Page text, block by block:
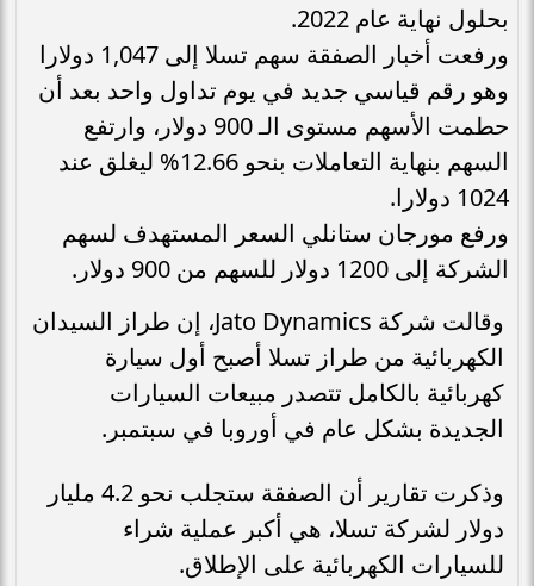
بحلول نهاية عام 2022.
ورفعت أخبار الصفقة سهم تسلا إلى 1,047 دولارا
وهو رقم قياسي جديد في يوم تداول واحد بعد أن
حطمت الأسهم مستوى الـ 900 دولار، وارتفع
السهم بنهاية التعاملات بنحو 12.66% ليغلق عند
1024 دولارا.
ورفع مورجان ستانلي السعر المستهدف لسهم
الشركة إلى 1200 دولار للسهم من 900 دولار.
وقالت شركة Jato Dynamics، إن طراز السيدان
الكهربائية من طراز تسلا أصبح أول سيارة
كهربائية بالكامل تتصدر مبيعات السيارات
الجديدة بشكل عام في أوروبا في سبتمبر.
وذكرت تقارير أن الصفقة ستجلب نحو 4.2 مليار
دولار لشركة تسلا، هي أكبر عملية شراء
للسيارات الكهربائية على الإطلاق.